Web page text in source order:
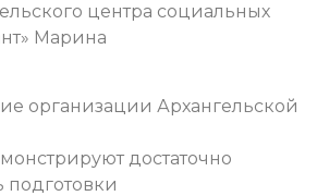
центра социальных
Марина
организации Архангельской
достаточно
подготовки